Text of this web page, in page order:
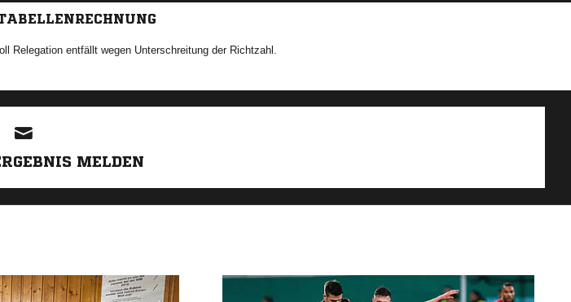
Relegation entfällt wegen Unterschreitung der Richtzahl.
MELDEN